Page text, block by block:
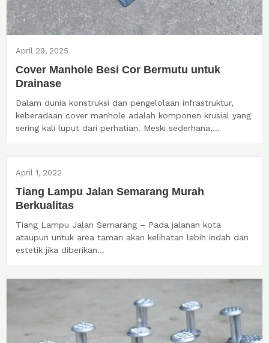
April 29, 2025
Cover Manhole Besi Cor Bermutu untuk
Drainase
Dalam dunia konstruksi dan pengelolaan infrastruktur,
keberadaan cover manhole adalah komponen krusial yang
sering kali luput dari perhatian. Meski sederhana,...
April 1, 2022
Tiang Lampu Jalan Semarang Murah
Berkualitas
Tiang Lampu Jalan Semarang – Pada jalanan kota
ataupun untuk area taman akan kelihatan lebih indah dan
estetik jika diberikan...